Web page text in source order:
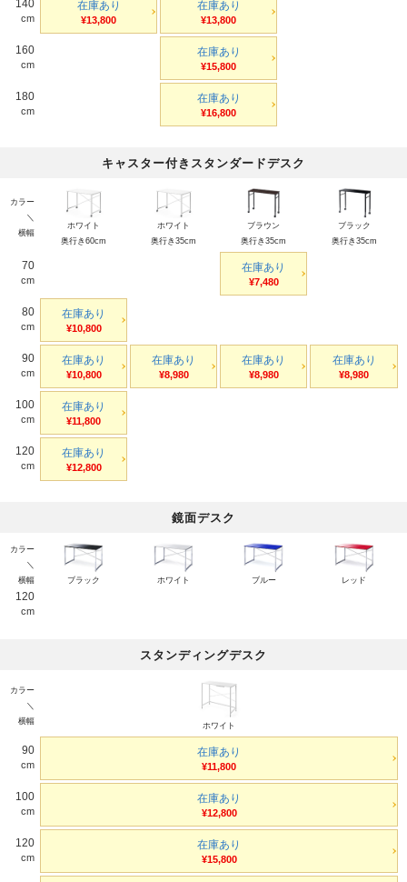
140
cm
在庫あり
¥13,800
在庫あり
¥13,800
160
cm
在庫あり
¥15,800
180
cm
在庫あり
¥16,800
キャスター付きスタンダードデスク
カラー
＼
横幅
ホワイト
奥行き60cm
ホワイト
奥行き35cm
ブラウン
奥行き35cm
ブラック
奥行き35cm
70
cm
在庫あり
¥7,480
80
cm
在庫あり
¥10,800
90
cm
在庫あり
¥10,800
在庫あり
¥8,980
在庫あり
¥8,980
在庫あり
¥8,980
100
cm
在庫あり
¥11,800
120
cm
在庫あり
¥12,800
鏡面デスク
カラー
＼
横幅
ブラック ホワイト ブルー レッド
120
cm
スタンディングデスク
カラー
＼
横幅
ホワイト
90
cm
在庫あり
¥11,800
100
cm
在庫あり
¥12,800
120
cm
在庫あり
¥15,800